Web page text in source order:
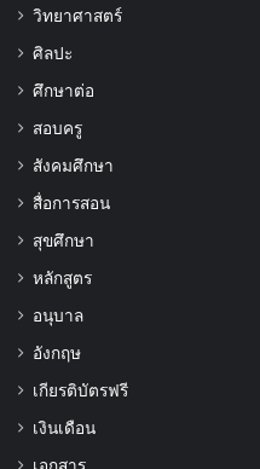
วิทยาศาสตร์
ศิลปะ
ศึกษาต่อ
สอบครู
สังคมศึกษา
สื่อการสอน
สุขศึกษา
หลักสูตร
อนุบาล
อังกฤษ
เกียรติบัตรฟรี
เงินเดือน
เอกสาร